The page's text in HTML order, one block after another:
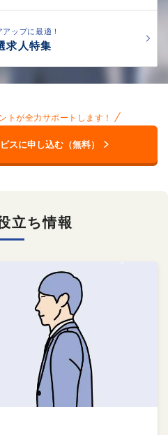
ップに最適！
求人特集
トが全力サポートします！
スに申し込む（無料）
立ち情報